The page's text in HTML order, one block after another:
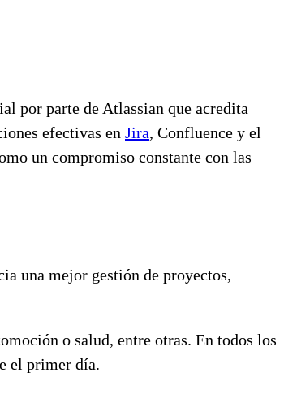
por parte de Atlassian que acredita
efectivas en Jira, Confluence y el
un compromiso constante con las
una mejor gestión de proyectos,
o salud, entre otras. En todos los
el primer día.